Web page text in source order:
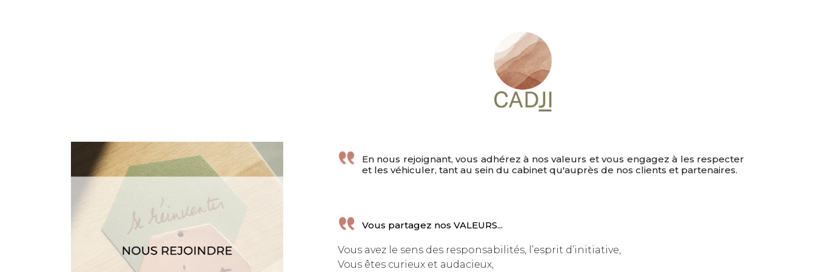
En nous rejoignant, vous adhérez à nos valeurs et vous engagez à les respecter
et les véhiculer, tant au sein du cabinet qu'auprès de nos clients et partenaires.
Vous partagez nos VALEURS...
Vous avez le sens des responsabilités, l’esprit d’initiative,
Vous êtes curieux et audacieux,